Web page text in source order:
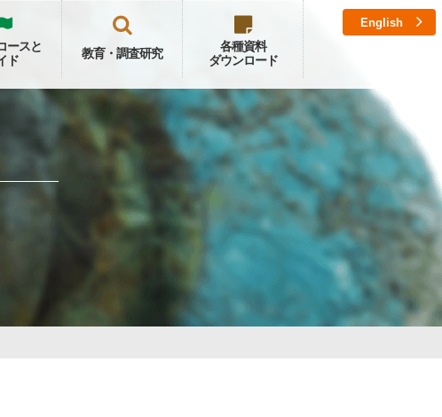
ースと
ド
教育・調査研究
各種資料
ダウンロード
English